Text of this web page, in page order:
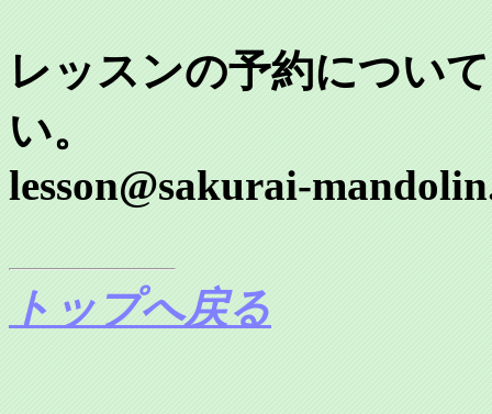
レッスンの予約につい
い。
lesson@sakurai-
トップへ戻る